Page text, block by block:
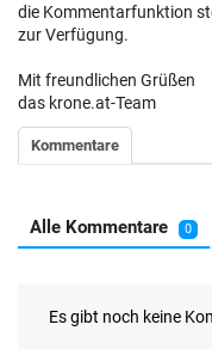
die Kommentarfunktion
zur Verfügung.
Mit freundlichen Grüßen
das krone.at-Team